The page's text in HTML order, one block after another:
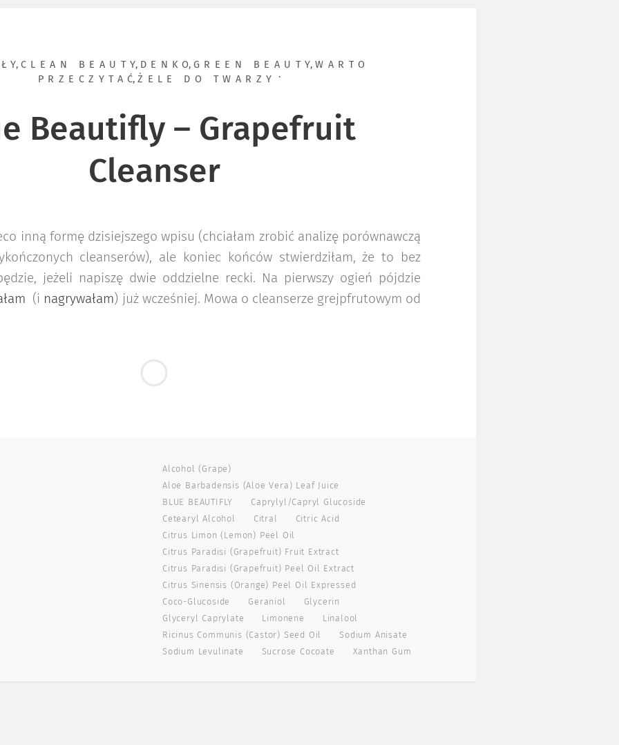
, CLEAN BEAUTY, DENKO, GREEN BEAUTY,WARTO
PRZECZYTAĆ,ŻELE DO TWARZY
Beautifly – Grapefruit
Cleanser
inną formę dzisiejszego wpisu (chciałam zrobić analizę porównawczą
cleanserów), ale koniec końców stwierdziłam, że to bez
jeżeli napiszę dwie oddzielne recki. Na pierwszy ogień pójdzie
(i nagrywałam) już wcześniej. Mowa o cleanserze grejpfrutowym od
Alcohol (grape)
Aloe Barbadensis (aloe Vera) Leaf Juice
BLUE BEAUTIFLY
Caprylyl/capryl Glucoside
Cetearyl Alcohol
Citral
Citric Acid
Citrus Limon (lemon) Peel Oil
Citrus Paradisi (grapefruit) Fruit Extract
Citrus Paradisi (grapefruit) Peel Oil Extract
Citrus Sinensis (orange) Peel Oil Expressed
Coco-Glucoside
Geraniol
Glycerin
Glyceryl Caprylate
Limonene
Linalool
Ricinus Communis (castor) Seed Oil
Sodium Anisate
Sodium Levulinate
Sucrose Cocoate Xanthan Gum